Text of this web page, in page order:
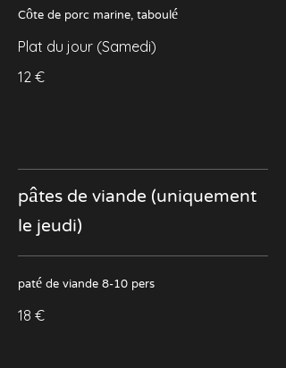
Côte de porc marine, taboulé
Plat du jour (Samedi)
12 €
pâtes de viande (uniquement
le jeudi)
paté de viande 8-10 pers
18 €